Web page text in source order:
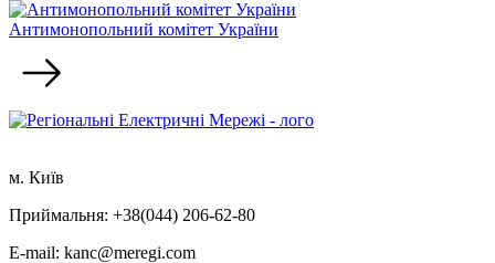
Антимонопольний комітет України
м. Київ
Приймальня: +38(044) 206-62-80
E-mail: kanc@meregi.com